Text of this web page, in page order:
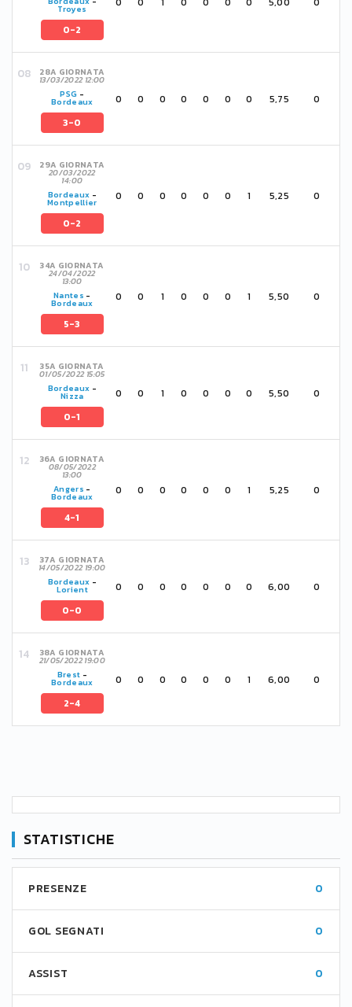
Troyes
0-2
28A GIORNATA
13/03/2022 12:00
PSG -
Bordeaux
3-0
0 0 0 0 0 0 0 5,75 0
29A GIORNATA
20/03/2022
14:00
Bordeaux -
Montpellier
0-2
0 0 0 0 0 0 1 5,25 0
34A GIORNATA
24/04/2022
13:00
Nantes -
Bordeaux
5-3
0 0 1 0 0 0 1 5,50 0
35A GIORNATA
01/05/2022 15:05
Bordeaux -
Nizza
0-1
0 0 1 0 0 0 0 5,50 0
36A GIORNATA
08/05/2022
13:00
Angers -
Bordeaux
4-1
0 0 0 0 0 0 1 5,25 0
37A GIORNATA
14/05/2022 19:00
Bordeaux -
Lorient
0-0
0 0 0 0 0 0 0 6,00 0
38A GIORNATA
21/05/2022 19:00
Brest -
Bordeaux
2-4
0 0 0 0 0 0 1 6,00 0
STATISTICHE
PRESENZE 0
GOL SEGNATI 0
ASSIST 0